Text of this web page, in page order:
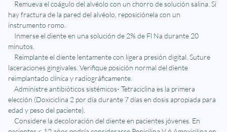
Remueva el coágulo del alvéolo con un chorro de solución salina. Si
hay fractura de la pared del alvéolo, reposiciónela con un
instrumento romo.
Inmerse el diente en una solución de 2% de Fl Na durante 20
minutos.
Reimplante el diente lentamente con ligera presión digital. Suture
laceraciones gingivales. Verifique posición normal del diente
reimplantado clínica y radiográficamente.
Administre antibióticos sistémicos- Tetraciclina es la primera
elección (Doxiciclina 2 por día durante 7 días en dosis apropiada para
edad y peso del paciente).
Considere la decoloración del diente en pacientes jóvenes. En